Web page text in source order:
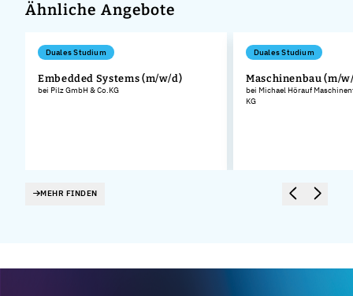
Ähnliche Angebote
Duales Studium
Embedded Systems (m/w/d)
bei Pilz GmbH & Co.KG
Duales Studium
Maschinenbau (m/
bei Michael Hörauf
KG
MEHR FINDEN